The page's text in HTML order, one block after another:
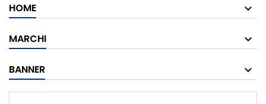
HOME
MARCHI
BANNER